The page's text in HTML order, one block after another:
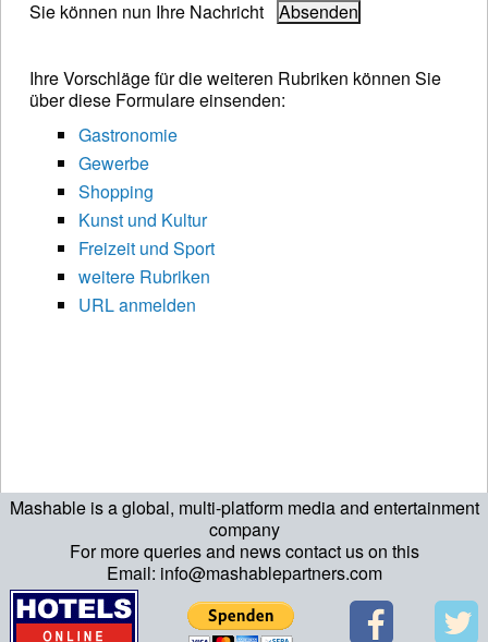
Mashable is a global, multi-platform media and entertainment
company
For more queries and news contact us on this
Email: info@mashablepartners.com
Sie können nun Ihre Nachricht
Ihre Vorschläge für die weiteren Rubriken können Sie
über diese Formulare einsenden:
Gastronomie
Gewerbe
Shopping
Kunst und Kultur
Freizeit und Sport
weitere Rubriken
URL anmelden